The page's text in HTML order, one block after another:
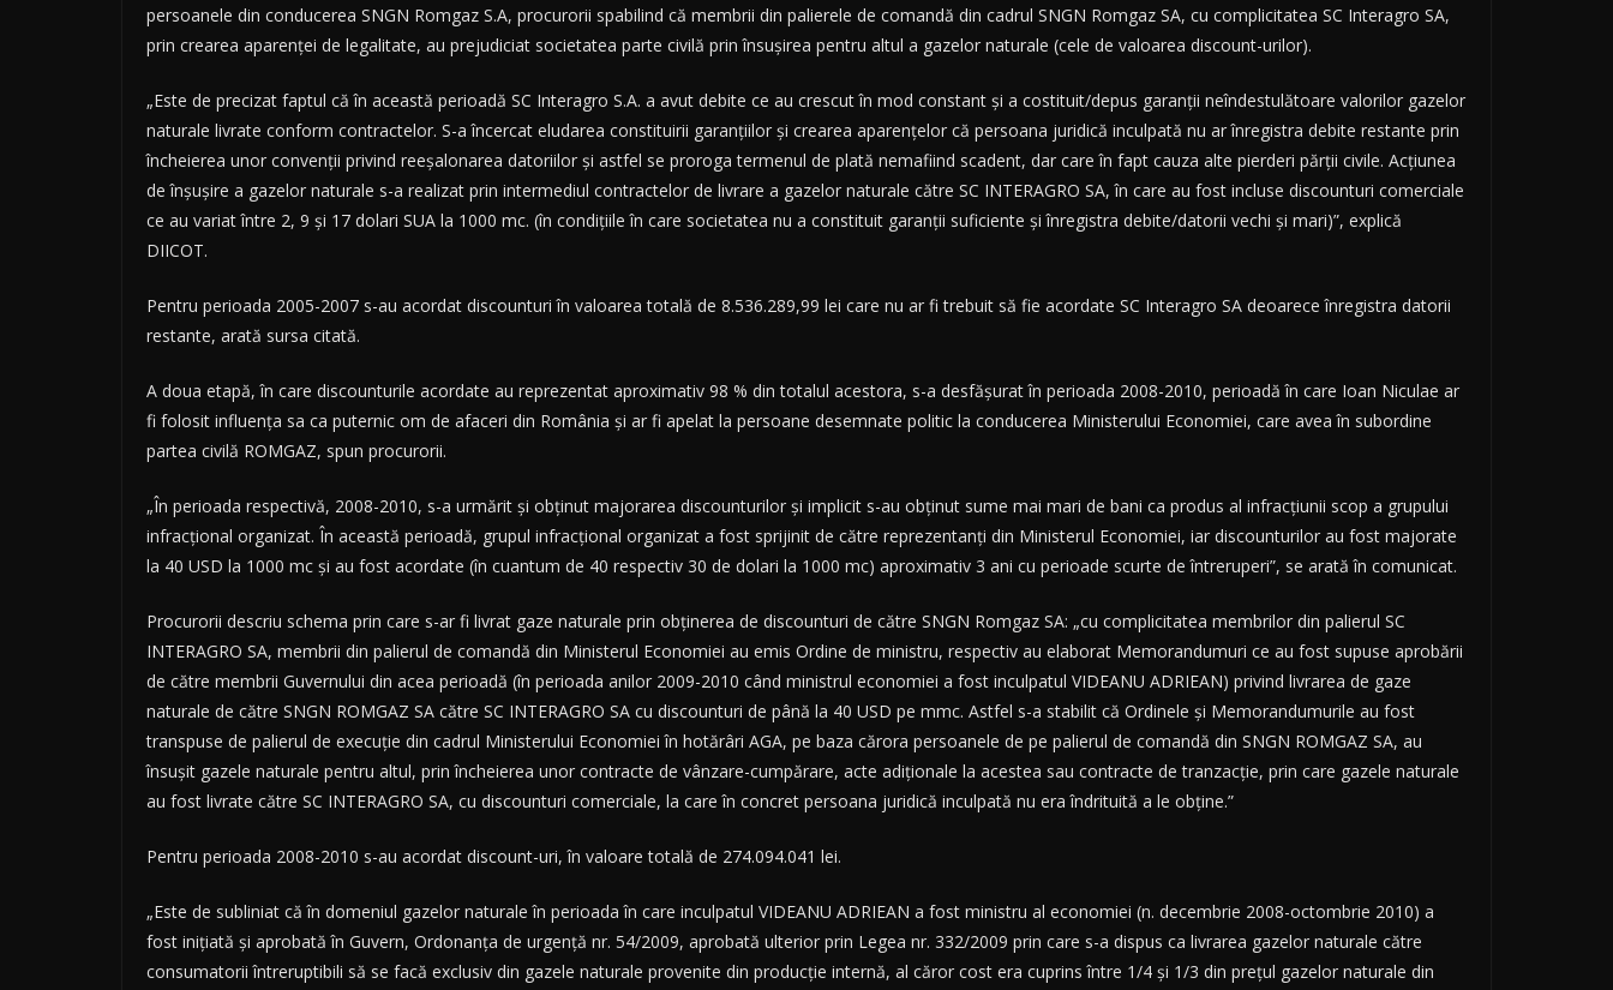
persoanele din conducerea SNGN Romgaz S.A, procurorii spabilind că membrii din palierele de comandă din cadrul SNGN Romgaz SA, cu complicitatea SC Interagro SA,
prin crearea aparenţei de legalitate, au prejudiciat societatea parte civilă prin însuşirea pentru altul a gazelor naturale (cele de valoarea discount-urilor).
„Este de precizat faptul că în această perioadă SC Interagro S.A. a avut debite ce au crescut în mod constant şi a costituit/depus garanţii neîndestulătoare valorilor gazelor
naturale livrate conform contractelor. S-a încercat eludarea constituirii garanţiilor şi crearea aparenţelor că persoana juridică inculpată nu ar înregistra debite restante prin
încheierea unor convenţii privind reeşalonarea datoriilor şi astfel se proroga termenul de plată nemafiind scadent, dar care în fapt cauza alte pierderi părţii civile. Acţiunea
de înşuşire a gazelor naturale s-a realizat prin intermediul contractelor de livrare a gazelor naturale către SC INTERAGRO SA, în care au fost incluse discounturi comerciale
ce au variat între 2, 9 şi 17 dolari SUA la 1000 mc. (în condiţiile în care societatea nu a constituit garanţii suficiente şi înregistra debite/datorii vechi şi mari)”, explică
DIICOT.
Pentru perioada 2005-2007 s-au acordat discounturi în valoarea totală de 8.536.289,99 lei care nu ar fi trebuit să fie acordate SC Interagro SA deoarece înregistra datorii
restante, arată sursa citată.
A doua etapă, în care discounturile acordate au reprezentat aproximativ 98 % din totalul acestora, s-a desfăşurat în perioada 2008-2010, perioadă în care Ioan Niculae ar
fi folosit influenţa sa ca puternic om de afaceri din România şi ar fi apelat la persoane desemnate politic la conducerea Ministerului Economiei, care avea în subordine
partea civilă ROMGAZ, spun procurorii.
„În perioada respectivă, 2008-2010, s-a urmărit şi obţinut majorarea discounturilor şi implicit s-au obţinut sume mai mari de bani ca produs al infracţiunii scop a grupului
infracţional organizat. În această perioadă, grupul infracţional organizat a fost sprijinit de către reprezentanţi din Ministerul Economiei, iar discounturilor au fost majorate
la 40 USD la 1000 mc şi au fost acordate (în cuantum de 40 respectiv 30 de dolari la 1000 mc) aproximativ 3 ani cu perioade scurte de întreruperi”, se arată în comunicat.
Procurorii descriu schema prin care s-ar fi livrat gaze naturale prin obţinerea de discounturi de către SNGN Romgaz SA: „cu complicitatea membrilor din palierul SC
INTERAGRO SA, membrii din palierul de comandă din Ministerul Economiei au emis Ordine de ministru, respectiv au elaborat Memorandumuri ce au fost supuse aprobării
de către membrii Guvernului din acea perioadă (în perioada anilor 2009-2010 când ministrul economiei a fost inculpatul VIDEANU ADRIEAN) privind livrarea de gaze
naturale de către SNGN ROMGAZ SA către SC INTERAGRO SA cu discounturi de până la 40 USD pe mmc. Astfel s-a stabilit că Ordinele şi Memorandumurile au fost
transpuse de palierul de execuţie din cadrul Ministerului Economiei în hotărâri AGA, pe baza cărora persoanele de pe palierul de comandă din SNGN ROMGAZ SA, au
însuşit gazele naturale pentru altul, prin încheierea unor contracte de vânzare-cumpărare, acte adiţionale la acestea sau contracte de tranzacţie, prin care gazele naturale
au fost livrate către SC INTERAGRO SA, cu discounturi comerciale, la care în concret persoana juridică inculpată nu era îndrituită a le obţine.”
Pentru perioada 2008-2010 s-au acordat discount-uri, în valoare totală de 274.094.041 lei.
„Este de subliniat că în domeniul gazelor naturale în perioada în care inculpatul VIDEANU ADRIEAN a fost ministru al economiei (n. decembrie 2008-octombrie 2010) a
fost iniţiată şi aprobată în Guvern, Ordonanţa de urgenţă nr. 54/2009, aprobată ulterior prin Legea nr. 332/2009 prin care s-a dispus ca livrarea gazelor naturale către
consumatorii întreruptibili să se facă exclusiv din gazele naturale provenite din producţie internă, al căror cost era cuprins între 1/4 şi 1/3 din preţul gazelor naturale din